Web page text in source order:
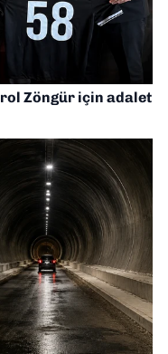
Zöngür için adalet